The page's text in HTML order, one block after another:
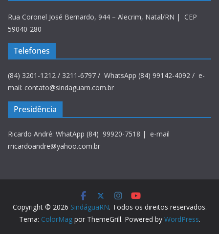
Rua Coronel José Bernardo, 944 – Alecrim, Natal/RN | CEP
59040-280
Telefones
(84) 3201-1212 / 3211-6797 / WhatsApp (84) 99142-4092 / e-
mail: contato@sindaguarn.com.br
Presidência
Ricardo André: WhatApp (84) 99920-7518 | e-mail
rricardoandre@yahoo.com.br
Copyright © 2026 SindáguaRN. Todos os direitos reservados.
Tema: ColorMagpor ThemeGrill. Powered by WordPress.